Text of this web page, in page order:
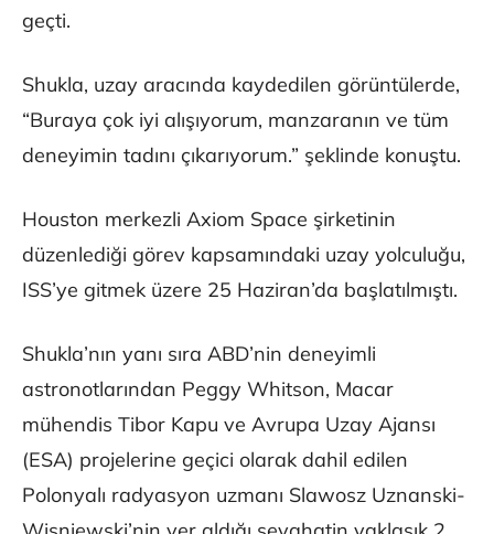
geçti.
Shukla, uzay aracında kaydedilen görüntülerde,
“Buraya çok iyi alışıyorum, manzaranın ve tüm
deneyimin tadını çıkarıyorum.” şeklinde konuştu.
Houston merkezli Axiom Space şirketinin
düzenlediği görev kapsamındaki uzay yolculuğu,
ISS’ye gitmek üzere 25 Haziran’da başlatılmıştı.
Shukla’nın yanı sıra ABD’nin deneyimli
astronotlarından Peggy Whitson, Macar
mühendis Tibor Kapu ve Avrupa Uzay Ajansı
(ESA) projelerine geçici olarak dahil edilen
Polonyalı radyasyon uzmanı Slawosz Uznanski-